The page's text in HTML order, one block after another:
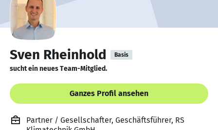
Sven Rheinhold Basis
sucht ein neues Team-Mitglied.
Ganzes Profil ansehen
Partner / Gesellschafter, Geschäftsführer, RS